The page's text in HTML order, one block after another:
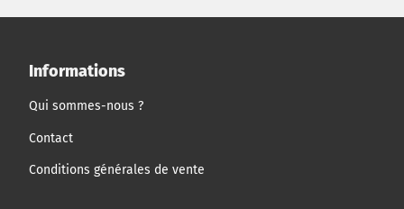
Informations
Qui sommes-nous ?
Contact
Conditions générales de vente